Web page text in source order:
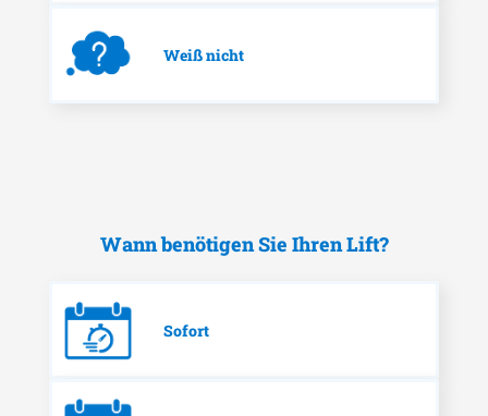
Weiß nicht
Wann benötigen Sie Ihren Lift?
Sofort